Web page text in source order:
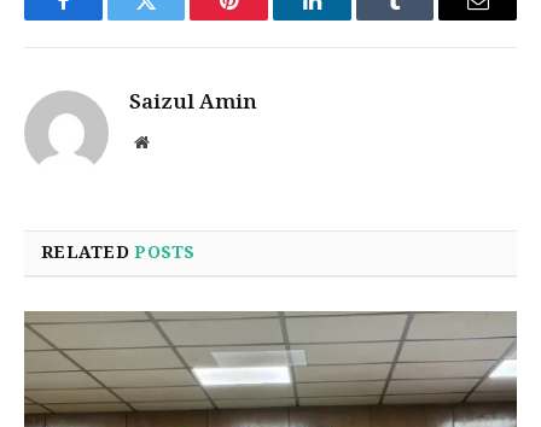
FacebookTwitter Pinterest LinkedInTumblr Email
Saizul Amin
Website
RELATEDPOSTS